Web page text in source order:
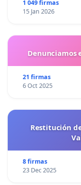
1 049 firmas
15 Jan 2026
Denunciamos
21 firmas
6 Oct 2025
Restitución
8 firmas
23 Dec 2025